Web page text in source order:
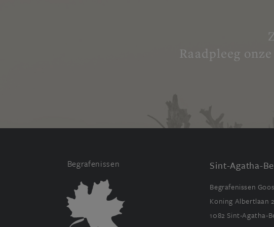
Raadpleeg
Begrafenissen Sint-Agatha-
Begrafenissen
Koning Albertlaan
1082 Sint-Agatha-